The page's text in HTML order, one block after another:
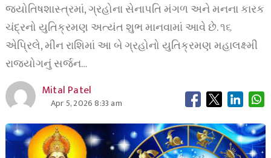
જ્યોતિષશાસ્ત્રમાં, ગ્રહોના સેનાપતિ મંગળ અને મનના કારક
ચંદ્રનો યુતિક્રમણ અત્યંત શુભ માનવામાં આવે છે. ૧૬
એપ્રિલે, મીન રાશિમાં આ બે ગ્રહોનો યુતિક્રમણ મહાલક્ષ્મી
રાજયોગનું સર્જન…
Mital Patel
Apr 5, 2026 8:33 am